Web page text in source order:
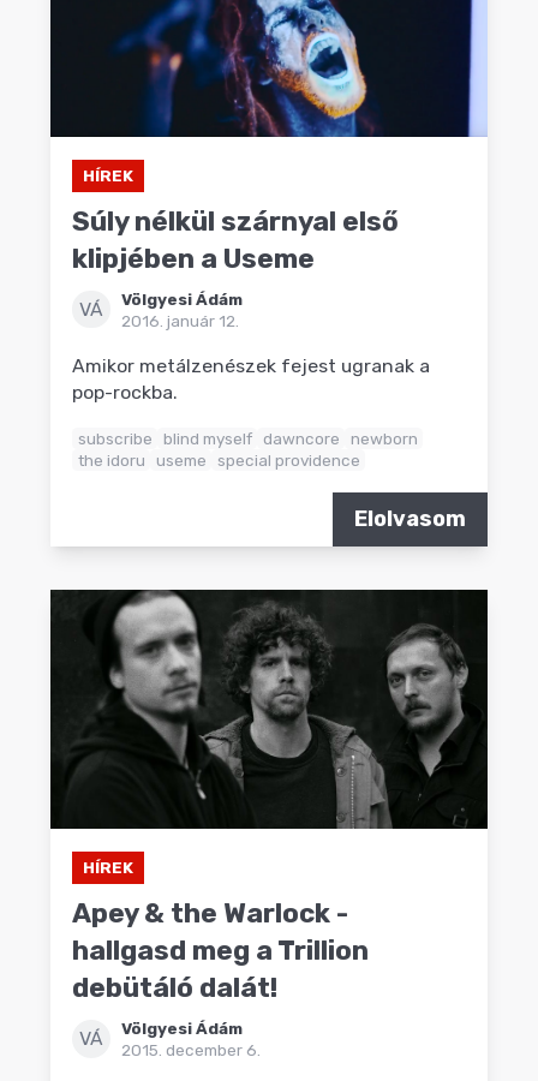
HÍREK
Súly nélkül szárnyal első
klipjében a Useme
VÁ
Völgyesi Ádám
2016. január 12.
Amikor metálzenészek fejest ugranak a
pop-rockba.
subscribe blind myself dawncore
newborn
the idoru
useme special providence
Elolvasom
HÍREK
Apey & the Warlock -
hallgasd meg a Trillion
debütáló dalát!
VÁ
Völgyesi Ádám
2015. december 6.